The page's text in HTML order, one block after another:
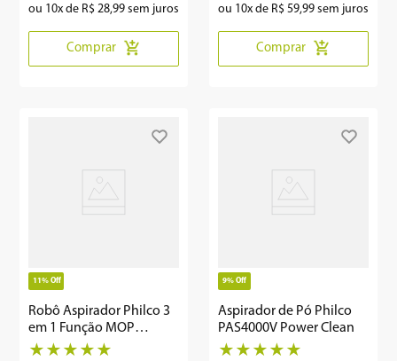
ou 10x de R$ 28,99 sem juros
Comprar
ou 10x de R$ 59,99 sem juros
Comprar
11% Off
Robô Aspirador Philco 3
em 1 Função MOP
PAS26P
★ ★ ★ ★ ★
9% Off
Aspirador de Pó Philco
PAS4000V Power Clean
★ ★ ★ ★ ★